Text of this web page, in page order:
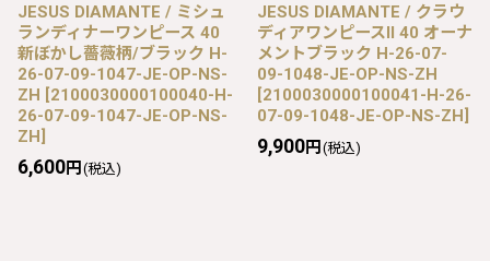
JESUS DIAMANTE / ミシュ
ランディナーワンピース 40
新ぼかし薔薇柄/ブラック H-
26-07-09-1047-JE-OP-NS-
ZH [2100030000100040-H-
26-07-09-1047-JE-OP-NS-
ZH]
6,600円 (税込)
JESUS DIAMANTE / クラウ
ディアワンピースII 40 オーナ
メントブラック H-26-07-
09-1048-JE-OP-NS-ZH
[2100030000100041-H-26-
07-09-1048-JE-OP-NS-ZH]
9,900円 (税込)